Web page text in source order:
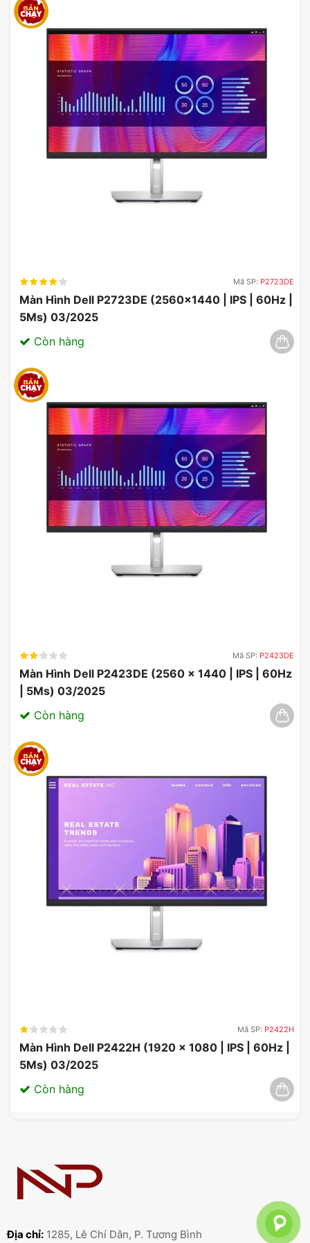
bạn khi sử dụng màn hình này trong phần
bình luận dưới đây!
Từ khóa tìm kiếm màn
hình Asus VG27VQ
asus vg27vq specs
vg27vq review
Mã SP: P2723DE
Màn Hình Dell P2723DE (2560×1440 | IPS | 60Hz |
5Ms) 03/2025
Còn hàng
Mã SP: P2423DE
Màn Hình Dell P2423DE (2560 x 1440 | IPS | 60Hz
| 5Ms) 03/2025
Còn hàng
Mã SP: P2422H
Màn Hình Dell P2422H (1920 x 1080 | IPS | 60Hz |
5Ms) 03/2025
Còn hàng
Địa chỉ: 1285, Lê Chí Dân, P. Tương Bình